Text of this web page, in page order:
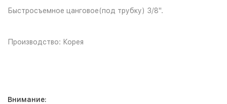
Быстросъемное цанговое(под трубку) 3/8".
Производство: Корея
Внимание: